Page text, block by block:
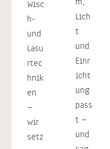
Wisc
h-
und
Lasu
rtec
hnik
en
—
wir
setz
Lich
t
und
Einr
icht
ung
pass
t —
und